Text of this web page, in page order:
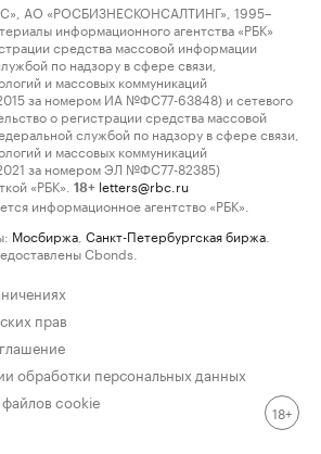
АО «РОСБИЗНЕСКОНСАЛТИНГ», 1995–
информационного агентства «РБК»
средства массовой информации
по надзору в сфере связи,
и массовых коммуникаций
за номером ИА №ФС77-63848) и сетевого
о регистрации средства массовой
службой по надзору в сфере связи,
и массовых коммуникаций
за номером ЭЛ №ФС77-82385)
«РБК».
18+ letters@rbc.ru
информационное агентство «РБК».
Мосбиржа Санкт-Петербургская биржа
Cbonds.
прав
обработки персональных данных
cookie
18+